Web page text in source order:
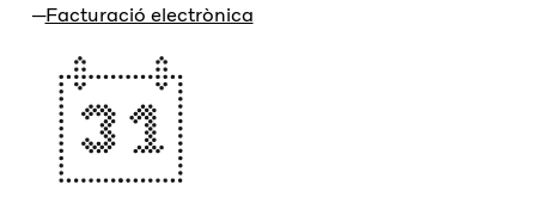
Facturació electrònica